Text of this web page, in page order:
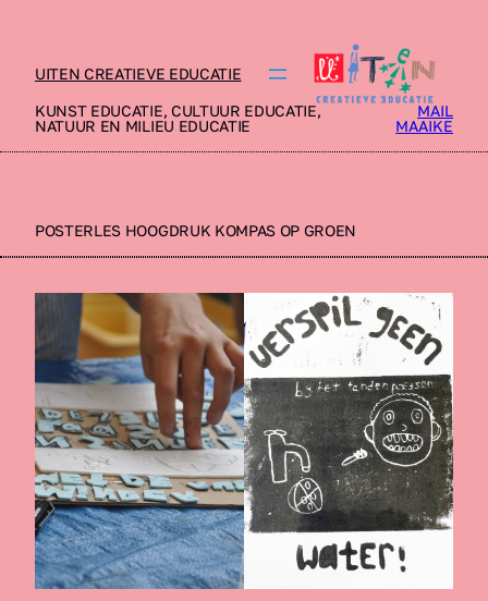
UITEN CREATIEVE EDUCATIE
KUNST EDUCATIE, CULTUUR EDUCATIE,
NATUUR EN MILIEU EDUCATIE
MAIL
MAAIKE
POSTERLES HOOGDRUK KOMPAS OP GROEN